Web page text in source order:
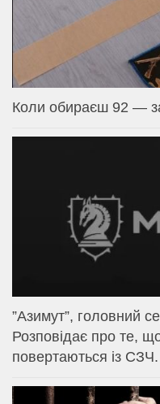
Коли обираєш 92 —
⁨”Азимут”, головний
Розповідає про те,
повертаються із СЗЧ.